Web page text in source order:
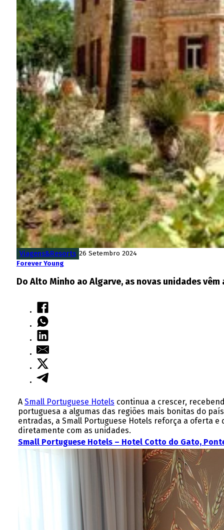
Viagens&Resorts 26 Setembro 2024
Forever Young
Do Alto Minho ao Algarve, as novas unidades
A Small Portuguese Hotels continua a crescer,
portuguesa a algumas das regiões mais bonitas do
entradas, a Small Portuguese Hotels reforça a oferta
diretamente com as unidades.
Small Portuguese Hotels – Hotel Cotto do Gato,